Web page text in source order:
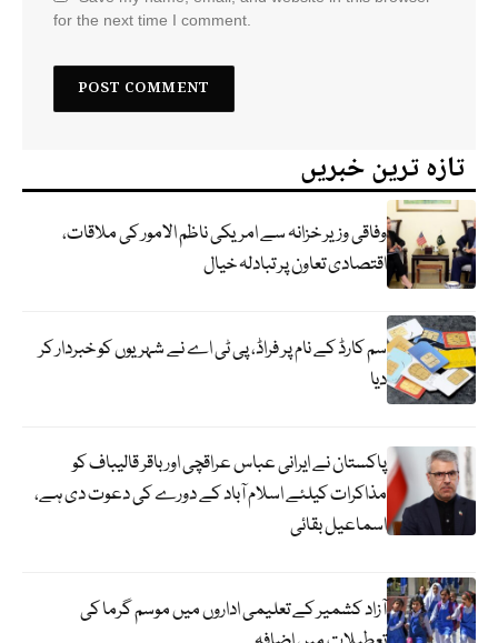
for the next time I comment.
تازہ ترین خبریں
وفاقی وزیر خزانہ سے امریکی ناظم الامور کی ملاقات،
اقتصادی تعاون پر تبادلہ خیال
سم کارڈ کے نام پر فراڈ، پی ٹی اے نے شہریوں کو خبردار کر
دیا
پاکستان نے ایرانی عباس عراقچی اورباقر قالیباف کو
مذاکرات کیلئے اسلام آباد کے دورے کی دعوت دی ہے،
اسماعیل بقائی
آزاد کشمیر کے تعلیمی اداروں میں موسم گرما کی